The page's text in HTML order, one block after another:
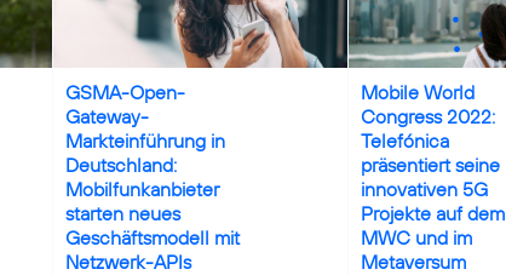
GSMA-Open-
Gateway-
Markteinführung in
Deutschland:
Mobilfunkanbieter
starten neues
Geschäftsmodell mit
Netzwerk-APIs
Mobile World
Congress 2022:
Telefónica
präsentiert seine
innovativen 5G
Projekte auf dem
MWC und im
Metaversum